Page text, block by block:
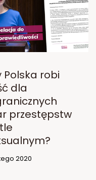
Polska robi
dla
przestępstw
2020